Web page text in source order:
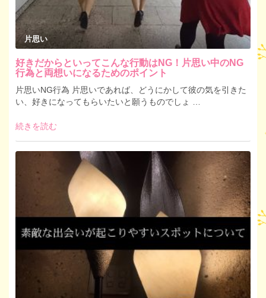
片思い
好きだからといってこんな行動はNG！片思い中のNG
行為と両想いになるためのポイント
片思いNG行為 片思いであれば、どうにかして彼の気を引きた
い、好きになってもらいたいと願うものでしょ …
続きを読む